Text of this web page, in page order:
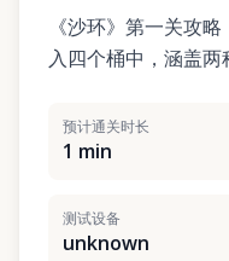
《沙环》第一关攻
入四个桶中，涵盖两
预计通关时长
1 min
测试设备
unknown